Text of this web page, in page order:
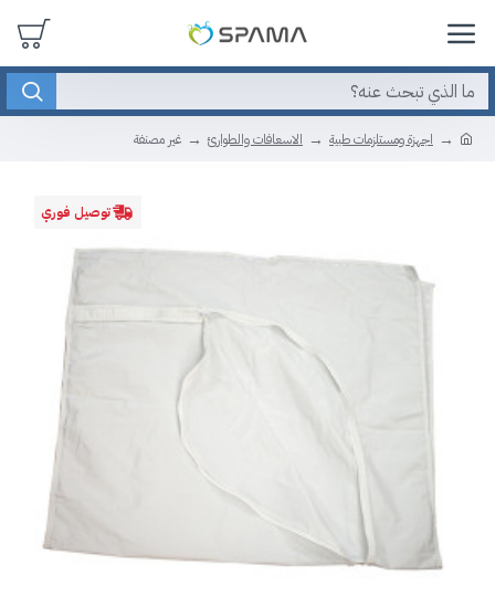
اجهزة ومستلزمات طبية الاسعافات والطوارئ غير مصنفة
توصيل فوري